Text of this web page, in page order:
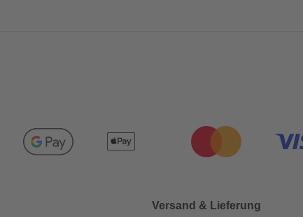
Versand & Lieferung